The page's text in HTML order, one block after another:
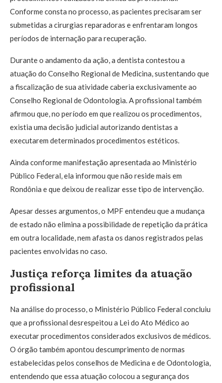
Conforme consta no processo, as pacientes precisaram ser
submetidas a cirurgias reparadoras e enfrentaram longos
períodos de internação para recuperação.
Durante o andamento da ação, a dentista contestou a
atuação do Conselho Regional de Medicina, sustentando que
a fiscalização de sua atividade caberia exclusivamente ao
Conselho Regional de Odontologia. A profissional também
afirmou que, no período em que realizou os procedimentos,
existia uma decisão judicial autorizando dentistas a
executarem determinados procedimentos estéticos.
Ainda conforme manifestação apresentada ao Ministério
Público Federal, ela informou que não reside mais em
Rondônia e que deixou de realizar esse tipo de intervenção.
Apesar desses argumentos, o MPF entendeu que a mudança
de estado não elimina a possibilidade de repetição da prática
em outra localidade, nem afasta os danos registrados pelas
pacientes envolvidas no caso.
Justiça reforça limites da atuação
profissional
Na análise do processo, o Ministério Público Federal concluiu
que a profissional desrespeitou a Lei do Ato Médico ao
executar procedimentos considerados exclusivos de médicos.
O órgão também apontou descumprimento de normas
estabelecidas pelos conselhos de Medicina e de Odontologia,
entendendo que essa atuação colocou a segurança dos